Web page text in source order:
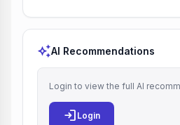
auto_awesomeAI Recommendations
Login to view the full AI
login Login